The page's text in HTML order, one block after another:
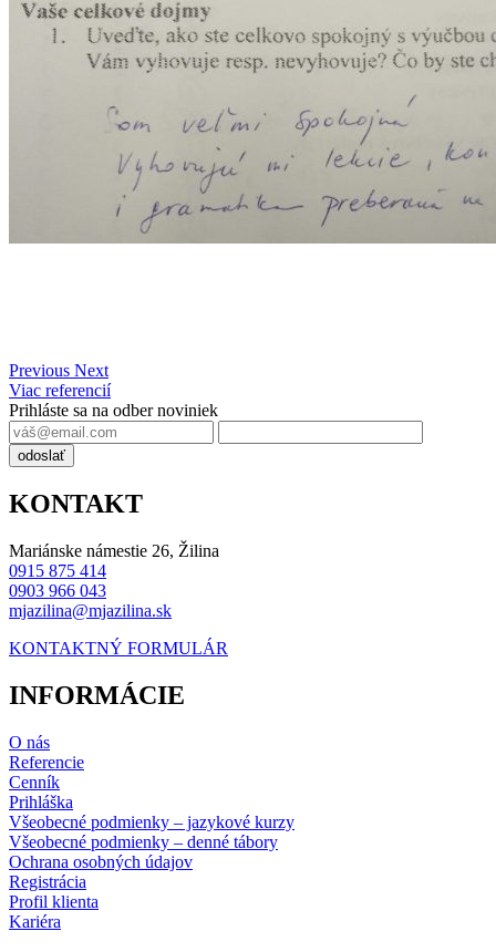
Previous Next
Viac referencií
Prihláste sa na odber noviniek
odoslať
KONTAKT
Mariánske námestie 26, Žilina
0915 875 414
0903 966 043
mjazilina@mjazilina.sk
KONTAKTNÝ FORMULÁR
INFORMÁCIE
O nás
Referencie
Cenník
Prihláška
Všeobecné podmienky – jazykové kurzy
Všeobecné podmienky – denné tábory
Ochrana osobných údajov
Registrácia
Profil klienta
Kariéra